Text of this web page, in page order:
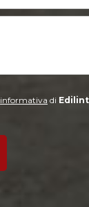
informativa di